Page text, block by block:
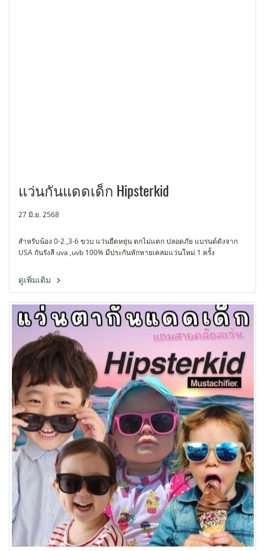
แว่นกันแดดเด็ก Hipsterkid
27 มิ.ย. 2568
สำหรับน้อง 0-2 ,3-6 ขวบ แว่นยืดหยุ่น ตกไม่แตก ปลอดภัย แบรนด์ดังจาก
USA กันรังสี uva ,uvb 100% มีประกันหักหายเคลมแว่นใหม่ 1 ครั้ง
ดูเพิ่มเติม